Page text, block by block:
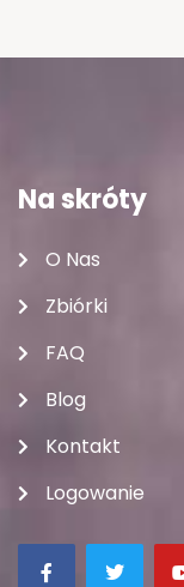
Na skróty
O Nas
Zbiórki
FAQ
Blog
Kontakt
Logowanie